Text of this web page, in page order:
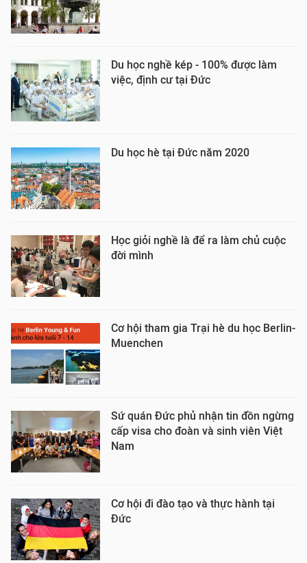
Du học nghề kép - 100% được làm
việc, định cư tại Đức
Du học hè tại Đức năm 2020
Học giỏi nghề là để ra làm chủ cuộc
đời mình
Cơ hội tham gia Trại hè du học Berlin-
Muenchen
Sứ quán Đức phủ nhận tin đồn ngừng
cấp visa cho đoàn và sinh viên Việt
Nam
Cơ hội đi đào tạo và thực hành tại
Đức